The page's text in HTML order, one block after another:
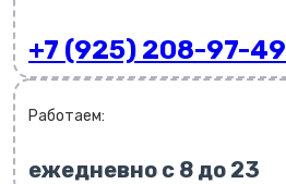
+7 (925) 208-97-49
Работаем:
ежедневно с 8 до 23